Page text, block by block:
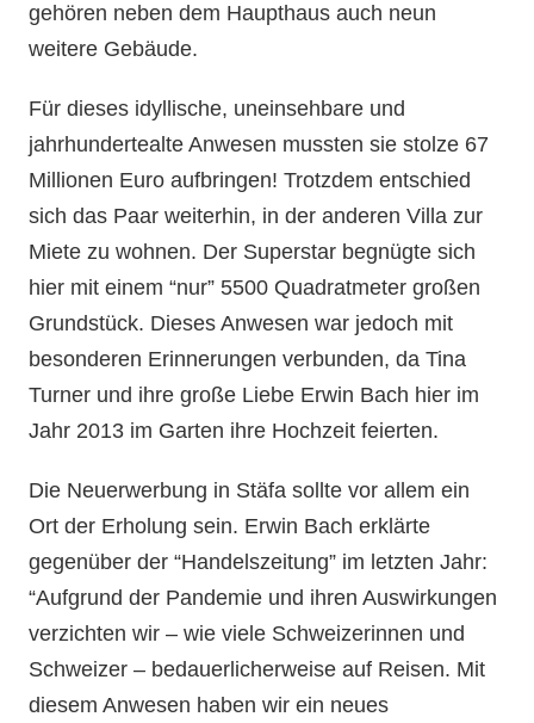
gehören neben dem Haupthaus auch neun
weitere Gebäude.
Für dieses idyllische, uneinsehbare und
jahrhundertealte Anwesen mussten sie stolze 67
Millionen Euro aufbringen! Trotzdem entschied
sich das Paar weiterhin, in der anderen Villa zur
Miete zu wohnen. Der Superstar begnügte sich
hier mit einem “nur” 5500 Quadratmeter großen
Grundstück. Dieses Anwesen war jedoch mit
besonderen Erinnerungen verbunden, da Tina
Turner und ihre große Liebe Erwin Bach hier im
Jahr 2013 im Garten ihre Hochzeit feierten.
Die Neuerwerbung in Stäfa sollte vor allem ein
Ort der Erholung sein. Erwin Bach erklärte
gegenüber der “Handelszeitung” im letzten Jahr:
“Aufgrund der Pandemie und ihren Auswirkungen
verzichten wir – wie viele Schweizerinnen und
Schweizer – bedauerlicherweise auf Reisen. Mit
diesem Anwesen haben wir ein neues